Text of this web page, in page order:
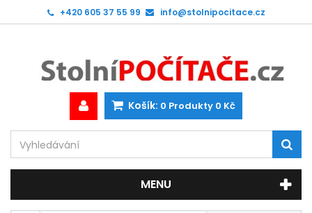
+420 605 37 55 99 info@stolnipocitace.cz
Košík: 0 Produkty 0 Kč
MENU